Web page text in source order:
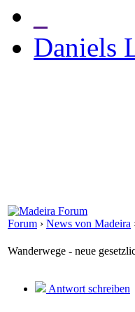
Daniels
Forum › News von Madeira
Wanderwege - neue
Antwort schreiben